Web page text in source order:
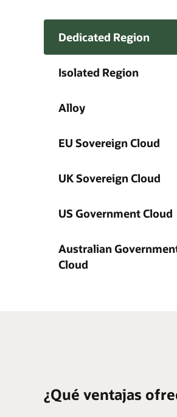
Dedicated Region
Isolated Region
Alloy
EU Sovereign Cloud
UK Sovereign Cloud
US Government Cloud
Australian
Cloud
¿Qué ventajas